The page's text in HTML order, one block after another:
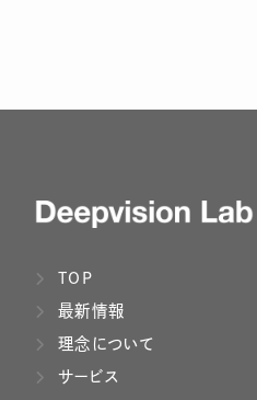
TOP
最新情報
理念について
サービス